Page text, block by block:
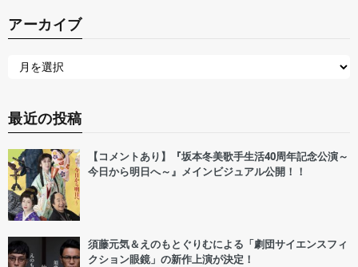
アーカイブ
最近の投稿
【コメントあり】『坂本冬美歌手生活40周年記念公演～
今日から明日へ～』メインビジュアル公開！！
須藤元気＆えのもとぐりむによる「劇団サイエンスフィ
クション眼鏡」の新作上演が決定！